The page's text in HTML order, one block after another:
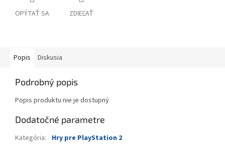
OPÝTAŤ SA ZDIEĽAŤ
Popis Diskusia
Podrobný popis
Popis produktu nie je dostupný
Dodatočné parametre
Kategória:
Hry pre PlayStation 2